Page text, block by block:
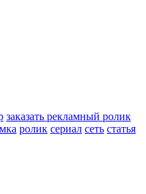
заказать рекламный ролик
ролик сериал сеть статья